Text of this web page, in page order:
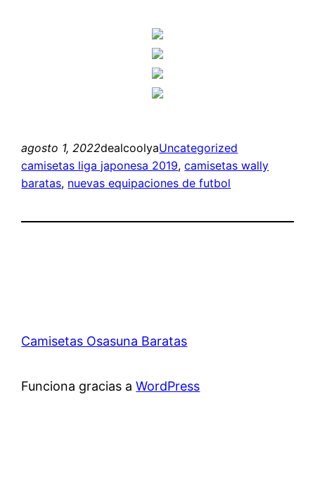
agosto 1, 2022dealcoolyaUncategorized
camisetas liga japonesa 2019, camisetas wally
baratas, nuevas equipaciones de futbol
Camisetas Osasuna Baratas
Funciona gracias aWordPress